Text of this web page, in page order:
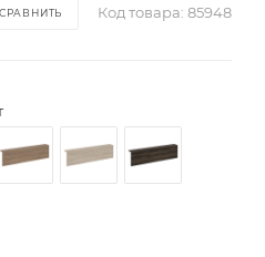
СРАВНИТЬ Код товара: 85948